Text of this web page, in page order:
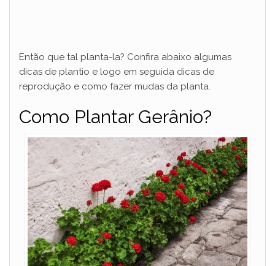
Então que tal planta-la? Confira abaixo algumas
dicas de plantio e logo em seguida dicas de
reprodução e como fazer mudas da planta.
Como Plantar Gerânio?